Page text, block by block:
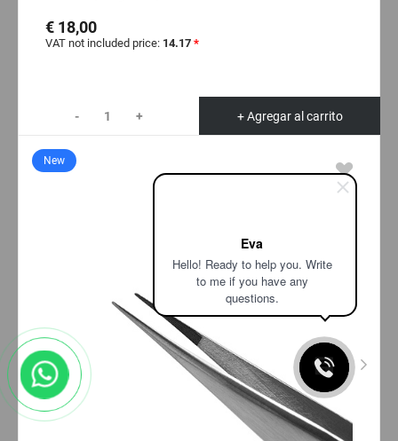
Eva
Hello! Ready to help you. Write
to me if you have any
questions.
€ 18,00
VAT not included price: 14.17 *
- + + Agregar al carrito
New